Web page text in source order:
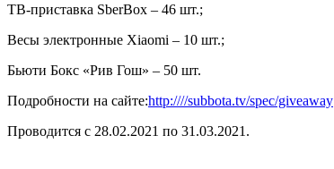
ТВ-приставка SberBoх – 46 шт.;
Весы электронные Xiaomi – 10 шт.;
Бьюти Бокс «Рив Гош» – 50 шт.
Подробности на сайте:http:////subbota.tv/spec/giveaway
Проводится с 28.02.2021 по 31.03.2021.